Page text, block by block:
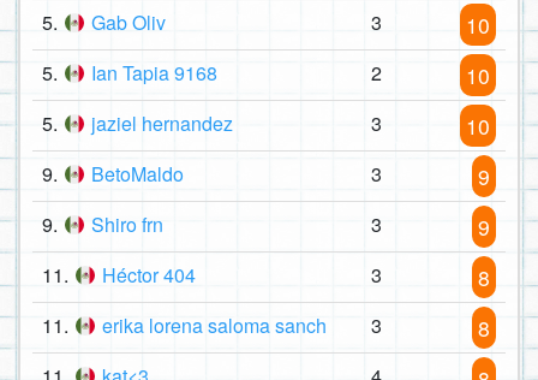
5. Gab Oliv 3 10
5. Ian Tapia 9168 2 10
5. jaziel hernandez 3 10
9. BetoMaldo 3 9
9. Shiro frn 3 9
11. Héctor 404 3 8
11. erika lorena saloma sanch 3 8